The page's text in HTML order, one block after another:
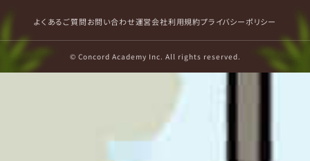
よくあるご質問お問い合わせ運営会社利用規約プライバシーポリシー
© Concord Academy Inc. All rights reserved.